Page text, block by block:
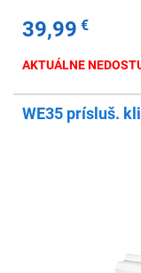
39,99 €
AKTUÁLNE
WE35 prísluš.